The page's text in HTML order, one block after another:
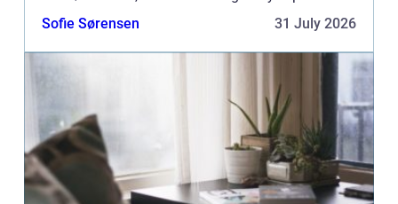
vidt. Når man søger efter tatoveringer københavn,
Sofie Sørensen 31 July 2026